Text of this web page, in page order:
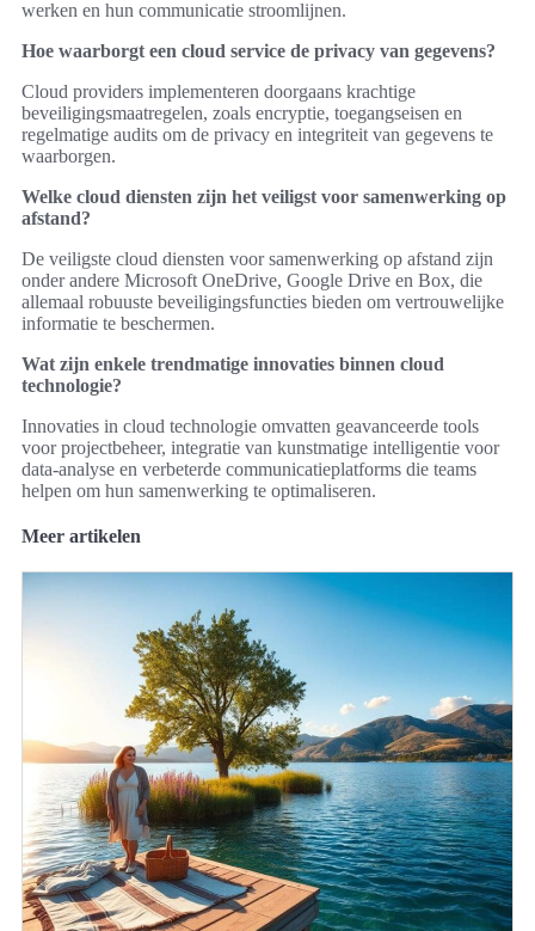
werken en hun communicatie stroomlijnen.
Hoe waarborgt een cloud service de privacy van gegevens?
Cloud providers implementeren doorgaans krachtige
beveiligingsmaatregelen, zoals encryptie, toegangseisen en
regelmatige audits om de privacy en integriteit van gegevens te
waarborgen.
Welke cloud diensten zijn het veiligst voor samenwerking op
afstand?
De veiligste cloud diensten voor samenwerking op afstand zijn
onder andere Microsoft OneDrive, Google Drive en Box, die
allemaal robuuste beveiligingsfuncties bieden om vertrouwelijke
informatie te beschermen.
Wat zijn enkele trendmatige innovaties binnen cloud
technologie?
Innovaties in cloud technologie omvatten geavanceerde tools
voor projectbeheer, integratie van kunstmatige intelligentie voor
data-analyse en verbeterde communicatieplatforms die teams
helpen om hun samenwerking te optimaliseren.
Meer artikelen